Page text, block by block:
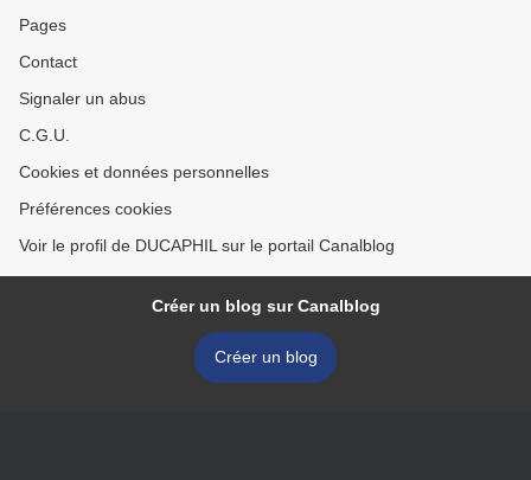
Pages
Contact
Signaler un abus
C.G.U.
Cookies et données personnelles
Préférences cookies
Voir le profil de DUCAPHIL sur le portail Canalblog
Créer un blog sur Canalblog
Créer un blog